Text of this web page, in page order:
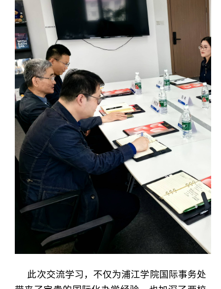
此次交流学习，不仅为浦江学院国际事务处